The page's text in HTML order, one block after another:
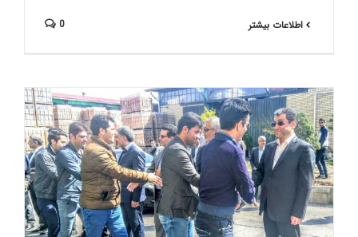
اطلاعات بیشتر 0